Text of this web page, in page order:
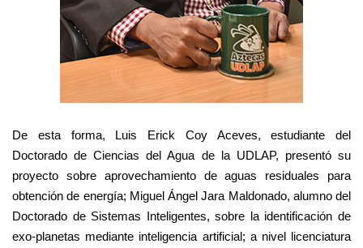
De esta forma, Luis Erick Coy Aceves, estudiante del
Doctorado de Ciencias del Agua de la UDLAP, presentó su
proyecto sobre aprovechamiento de aguas residuales para
obtención de energía; Miguel Ángel Jara Maldonado, alumno del
Doctorado de Sistemas Inteligentes, sobre la identificación de
exo-planetas mediante inteligencia artificial; a nivel licenciatura